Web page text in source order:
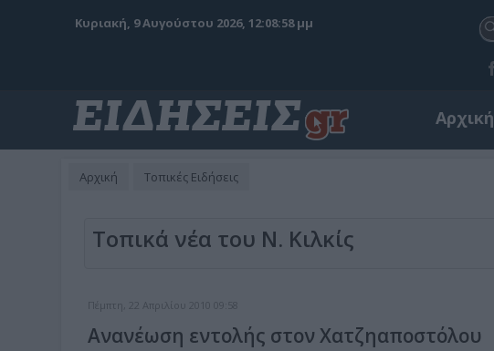
Κυριακή, 9 Αυγούστου 2026, 12:08:59 μμ
Αρχική
Αρχική Τοπικές Ειδήσεις
Τοπικά νέα του Ν. Κιλκίς
Πέμπτη, 22 Απριλίου 2010 09:58
Ανανέωση εντολής στον Χατζηαποστόλου